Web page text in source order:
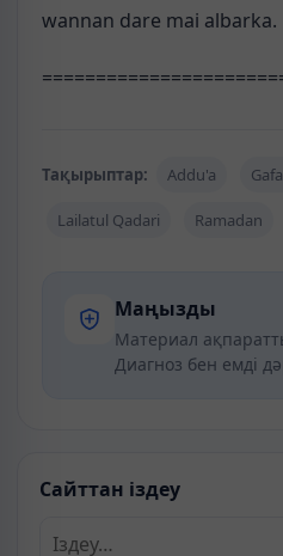
wannan dare mai albarka.
Тақырыптар: Addu'a
Lailatul Qadari Ramadan
Маңызды
Материал
Диагноз бен емді
Сайттан іздеу